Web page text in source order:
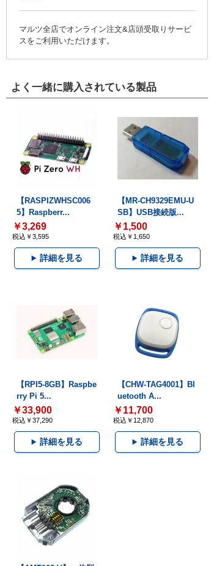
マルツ全店でオンライン注文&店頭受取りサービ
スをご利用いただけます。
よく一緒に購入されている製品
【RASPIZWHSC006
5】Raspberr...
￥3,269
税込￥3,595
詳細を見る
【MR-CH9329EMU-U
SB】USB接続版...
￥1,500
税込￥1,650
詳細を見る
【RPI5-8GB】Raspbe
rry Pi 5...
￥33,900
税込￥37,290
詳細を見る
【CHW-TAG4001】Bl
uetooth A...
￥11,700
税込￥12,870
詳細を見る